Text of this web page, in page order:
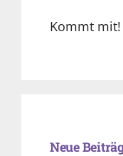
Kommt mit!
Neue